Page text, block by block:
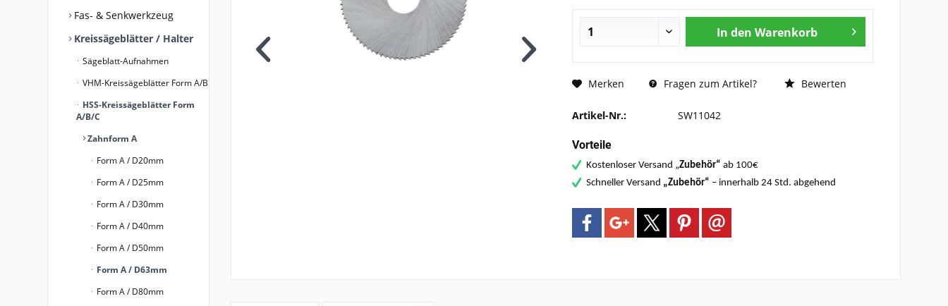
Fas- & Senkwerkzeug
Kreissägeblätter / Halter
Sägeblatt-Aufnahmen
VHM-Kreissägeblätter Form A/B
HSS-Kreissägeblätter Form
A/B/C
Zahnform A
Form A / D20mm
Form A / D25mm
Form A / D30mm
Form A / D40mm
Form A / D50mm
Form A / D63mm
Form A / D80mm
In den Warenkorb
Merken Fragen zum Artikel? Bewerten
Artikel-Nr.: SW11042
Vorteile
Kostenloser Versand „Zubehör“ ab 100€
Schneller Versand „Zubehör“ – innerhalb 24 Std. abgehend